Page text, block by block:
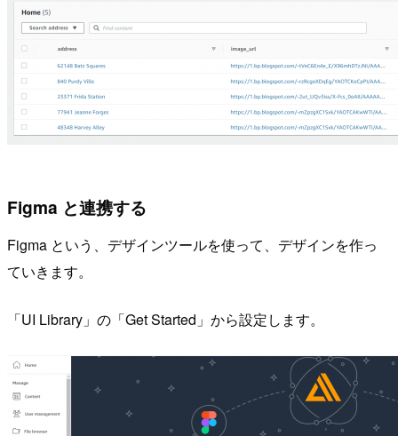
Figma と連携する
Figma という、デザインツールを使って、デザインを作っ
ていきます。
「UI Library」の「Get Started」から設定します。